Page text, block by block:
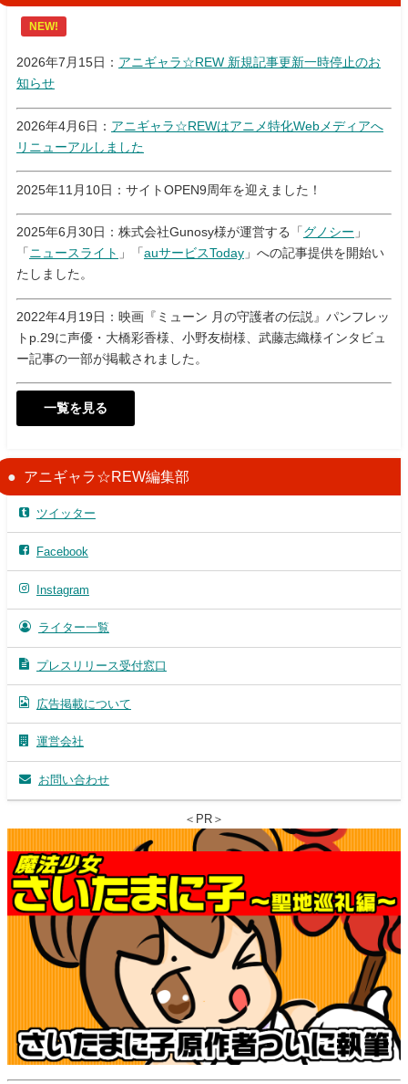
NEW!
2026年7月15日： アニギャラ☆REW 新規記事更新一時停止のお
知らせ
2026年4月6日： アニギャラ☆REWはアニメ特化Webメディアへ
リニューアルしました
2025年11月10日：サイトOPEN9周年を迎えました！
2025年6月30日：株式会社Gunosy様が運営する「 グノシー 」
「 ニュースライト 」「 auサービスToday 」への記事提供を開始い
たしました。
2022年4月19日：映画『ミューン 月の守護者の伝説』パンフレッ
トp.29に声優・大橋彩香様、小野友樹様、武藤志織様インタビュ
ー記事の一部が掲載されました。
一覧を見る
アニギャラ☆REW編集部
ツイッター
Facebook
Instagram
ライター一覧
プレスリリース受付窓口
広告掲載について
運営会社
お問い合わせ
＜PR＞